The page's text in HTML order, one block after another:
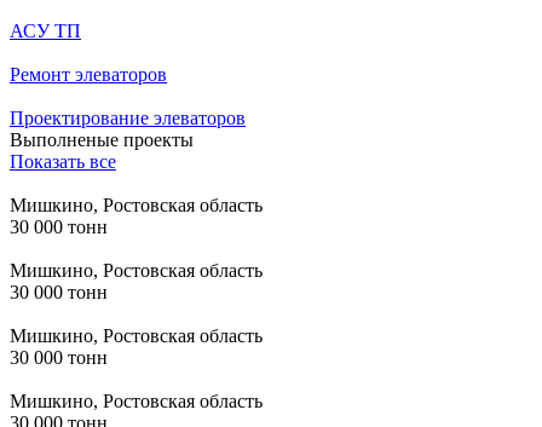
АСУ ТП
Ремонт элеваторов
Проектирование элеваторов
Выполненые проекты
Показать все
Мишкино, Ростовская область
30 000 тонн
Мишкино, Ростовская область
30 000 тонн
Мишкино, Ростовская область
30 000 тонн
Мишкино, Ростовская область